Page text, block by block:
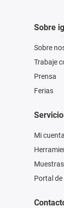
Sobre
Sobre
Trabaje
Prensa
Ferias
Mi cuenta
Portal de